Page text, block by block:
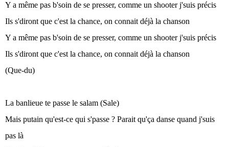
Y a même pas b'soin de se presser, comme un shooter j'suis précis
Ils s'diront que c'est la chance, on connait déjà la chanson
Y a même pas b'soin de se presser, comme un shooter j'suis précis
Ils s'diront que c'est la chance, on connait déjà la chanson
(Que-du)
La banlieue te passe le salam (Sale)
Mais putain qu'est-ce qui s'passe ? Parait qu'ça danse quand j'suis
pas là